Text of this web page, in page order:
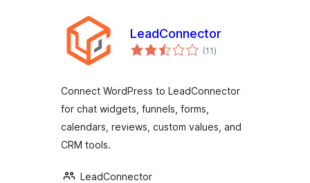
LeadConnector
(11個
の)
Connect WordPress to LeadConnector
for chat widgets, funnels, forms,
calendars, reviews, custom values, and
CRM tools.
LeadConnector